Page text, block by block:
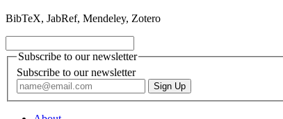
BibTeX, JabRef, Mendeley, Zotero
Subscribe to our newsletter
Subscribe to our newsletter